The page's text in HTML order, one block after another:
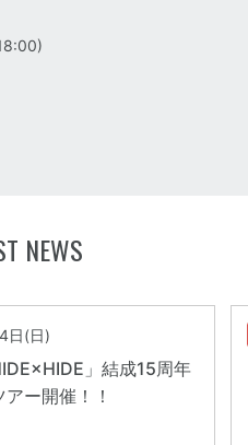
NEWS
日(日)
」結成15周年
ー開催！！